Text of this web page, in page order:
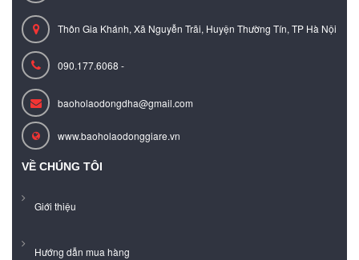
Thôn Gia Khánh, Xã Nguyễn Trãi, Huyện Thường Tín, TP Hà Nội
090.177.6068 -
baoholaodongdha@gmail.com
www.baoholaodonggiare.vn
VỀ CHÚNG TÔI
Giới thiệu
Hướng dẫn mua hàng